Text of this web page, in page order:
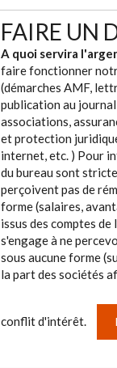
FAIRE UN
A quoi servira
faire fonctionner
(démarches AMF,
publication au
associations,
et protection
internet, etc. ) Pour
du bureau sont
perçoivent pas de
forme (salaires,
issus des comptes de
s'engage à ne
sous aucune forme
la part des sociétés
conflit d'intérêt.